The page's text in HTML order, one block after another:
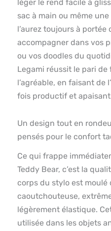
léger le rend facile à
sac à main ou même
l’aurez toujours à portée
accompagner dans vos
ou vos doodles du
Legami réussit le pari de
l’agréable, en faisant de
fois productif et
Un design tout en
pensés pour le confort
Ce qui frappe
Teddy Bear, c’est la
corps du stylo est moulé
caoutchouteuse,
légèrement élastique.
utilisée dans les objets